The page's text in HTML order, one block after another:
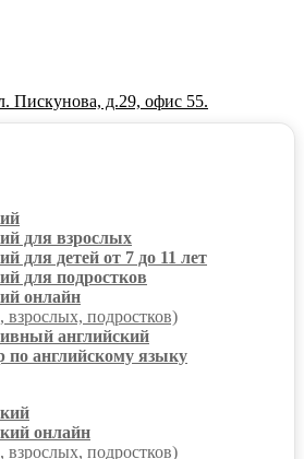
Пискунова, д.29, офис 55.
для взрослых
для детей от 7 до 11 лет
для подростков
онлайн
взрослых, подростков)
английский
по английскому языку
онлайн
взрослых, подростков)